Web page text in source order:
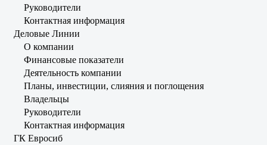
Руководители
Контактная информация
Деловые Линии
О компании
Финансовые показатели
Деятельность компании
Планы, инвестиции, слияния и поглощения
Владельцы
Руководители
Контактная информация
ГК Евросиб